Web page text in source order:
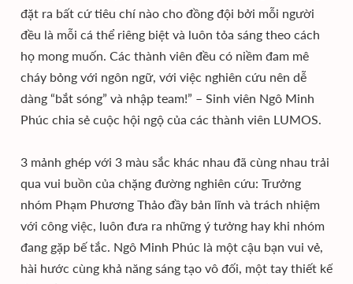
đặt ra bất cứ tiêu chí nào cho đồng đội bởi mỗi người
đều là mỗi cá thể riêng biệt và luôn tỏa sáng theo cách
họ mong muốn. Các thành viên đều có niềm đam mê
cháy bỏng với ngôn ngữ, với việc nghiên cứu nên dễ
dàng “bắt sóng” và nhập team!” – Sinh viên Ngô Minh
Phúc chia sẻ cuộc hội ngộ của các thành viên LUMOS.
3 mảnh ghép với 3 màu sắc khác nhau đã cùng nhau trải
qua vui buồn của chặng đường nghiên cứu: Trưởng
nhóm Phạm Phương Thảo đầy bản lĩnh và trách nhiệm
với công việc, luôn đưa ra những ý tưởng hay khi nhóm
đang gặp bế tắc. Ngô Minh Phúc là một cậu bạn vui vẻ,
hài hước cùng khả năng sáng tạo vô đối, một tay thiết kế